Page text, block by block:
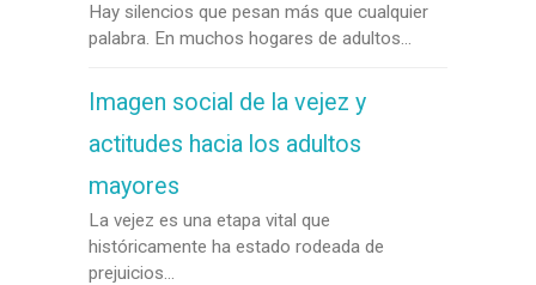
Hay silencios que pesan más que cualquier
palabra. En muchos hogares de adultos...
Imagen social de la vejez y
actitudes hacia los adultos
mayores
La vejez es una etapa vital que
históricamente ha estado rodeada de
prejuicios...